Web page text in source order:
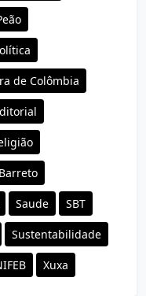
de Colômbia
Saude SBT
Sustentabilidade
Xuxa